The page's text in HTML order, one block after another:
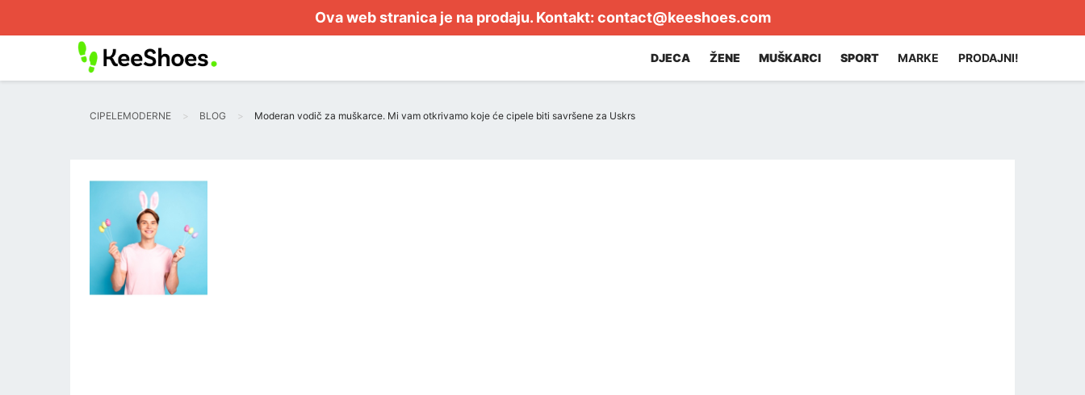
Ova web stranica je na prodaju. Kontakt: contact@keeshoes.com
DJECA ŽENE MUŠKARCI SPORT MARKE PRODAJNI!
CIPELEMODERNE BLOG Moderan vodič za muškarce. Mi vam otkrivamo koje će cipele biti savršene za Uskrs